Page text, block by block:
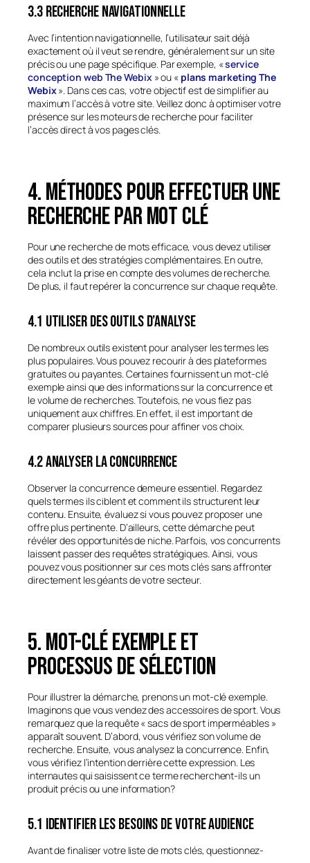
3.3 Recherche navigationnelle
Avec l’intention navigationnelle, l’utilisateur sait déjà
exactement où il veut se rendre, généralement sur un site
précis ou une page spécifique. Par exemple, «service
conception web The Webix» ou « plans marketing The
Webix». Dans ces cas, votre objectif est de simplifier au
maximum l’accès à votre site. Veillez donc à optimiser votre
présence sur les moteurs de recherche pour faciliter
l’accès direct à vos pages clés.
4. Méthodes pour effectuer une
recherche par mot clé
Pour une recherche de mots efficace, vous devez utiliser
des outils et des stratégies complémentaires. En outre,
cela inclut la prise en compte des volumes de recherche.
De plus, il faut repérer la concurrence sur chaque requête.
4.1 Utiliser des outils d’analyse
De nombreux outils existent pour analyser les termes les
plus populaires. Vous pouvez recourir à des plateformes
gratuites ou payantes. Certaines fournissent un mot-clé
exemple ainsi que des informations sur la concurrence et
le volume de recherches. Toutefois, ne vous fiez pas
uniquement aux chiffres. En effet, il est important de
comparer plusieurs sources pour affiner vos choix.
4.2 Analyser la concurrence
Observer la concurrence demeure essentiel. Regardez
quels termes ils ciblent et comment ils structurent leur
contenu. Ensuite, évaluez si vous pouvez proposer une
offre plus pertinente. D’ailleurs, cette démarche peut
révéler des opportunités de niche. Parfois, vos concurrents
laissent passer des requêtes stratégiques. Ainsi, vous
pouvez vous positionner sur ces mots clés sans affronter
directement les géants de votre secteur.
5. Mot-clé exemple et
processus de sélection
Pour illustrer la démarche, prenons un mot-clé exemple.
Imaginons que vous vendez des accessoires de sport. Vous
remarquez que la requête « sacs de sport imperméables »
apparaît souvent. D’abord, vous vérifiez son volume de
recherche. Ensuite, vous analysez la concurrence. Enfin,
vous vérifiez l’intention derrière cette expression. Les
internautes qui saisissent ce terme recherchent-ils un
produit précis ou une information?
5.1 Identifier les besoins de votre audience
Avant de finaliser votre liste de mots clés, questionnez-